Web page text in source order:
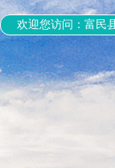
欢迎您访问：富民